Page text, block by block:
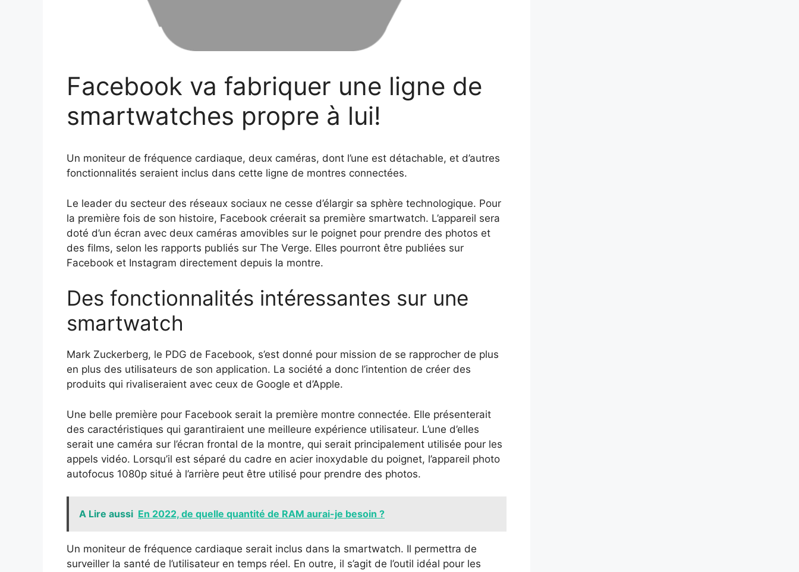
Facebook va fabriquer une ligne de
smartwatches propre à lui!
Un moniteur de fréquence cardiaque, deux caméras, dont l’une est détachable, et d’autres
fonctionnalités seraient inclus dans cette ligne de montres connectées.
Le leader du secteur des réseaux sociaux ne cesse d’élargir sa sphère technologique. Pour
la première fois de son histoire, Facebook créerait sa première smartwatch. L’appareil sera
doté d’un écran avec deux caméras amovibles sur le poignet pour prendre des photos et
des films, selon les rapports publiés sur The Verge. Elles pourront être publiées sur
Facebook et Instagram directement depuis la montre.
Des fonctionnalités intéressantes sur une
smartwatch
Mark Zuckerberg, le PDG de Facebook, s’est donné pour mission de se rapprocher de plus
en plus des utilisateurs de son application. La société a donc l’intention de créer des
produits qui rivaliseraient avec ceux de Google et d’Apple.
Une belle première pour Facebook serait la première montre connectée. Elle présenterait
des caractéristiques qui garantiraient une meilleure expérience utilisateur. L’une d’elles
serait une caméra sur l’écran frontal de la montre, qui serait principalement utilisée pour les
appels vidéo. Lorsqu’il est séparé du cadre en acier inoxydable du poignet, l’appareil photo
autofocus 1080p situé à l’arrière peut être utilisé pour prendre des photos.
A Lire aussi En 2022, de quelle quantité de RAM aurai-je besoin ?
Un moniteur de fréquence cardiaque serait inclus dans la smartwatch. Il permettra de
surveiller la santé de l’utilisateur en temps réel. En outre, il s’agit de l’outil idéal pour les